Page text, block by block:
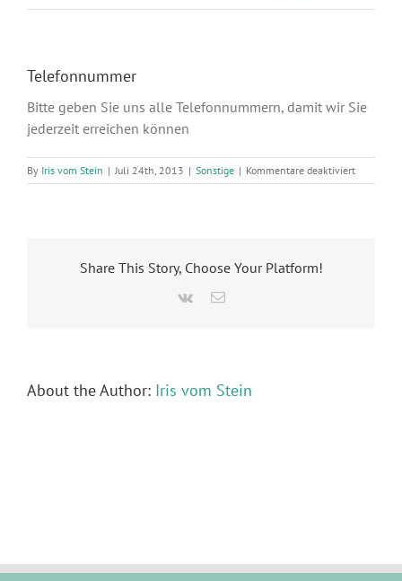
Telefonnummer
Bitte geben Sie uns alle Telefonnummern, damit wir Sie
jederzeit erreichen können
By Iris vom Stein | Juli 24th, 2013 | Sonstige | Kommentare deaktiviertfür
Share This Story, Choose Your Platform!
Vk Email
About the Author: Iris vom Stein